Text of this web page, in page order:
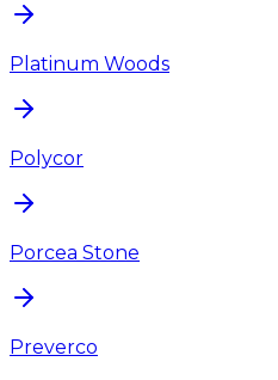
Platinum Woods
Polycor
Porcea Stone
Preverco